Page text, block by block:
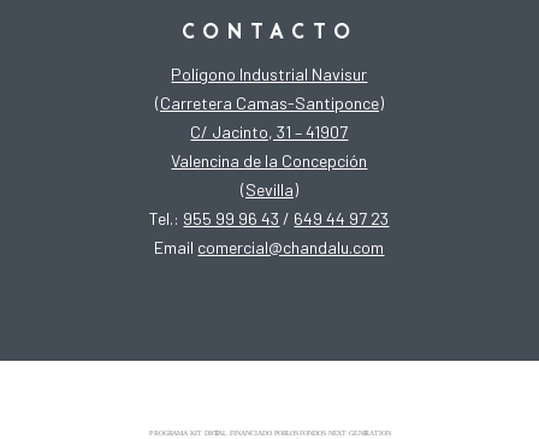
CONTACTO
Polígono Industrial Navisur
(Carretera Camas-Santiponce)
C/ Jacinto, 31 – 41907
Valencina de la Concepción
(Sevilla)
Tel.: 955 99 96 43 / 649 44 97 23
Email comercial@chandalu.com